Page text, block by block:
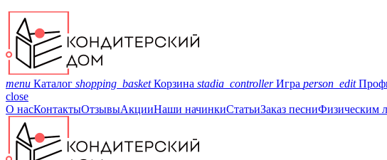
menu Каталог shopping_basket Корзина stadia_controller Игра person_edit
close
О насКонтактыОтзывыАкцииНаши начинкиСтатьиЗаказ песниФизическим